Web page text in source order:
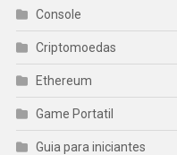
Console
Criptomoedas
Ethereum
Game Portatil
Guia para iniciantes